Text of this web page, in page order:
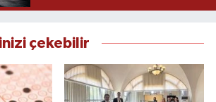
çekebilir